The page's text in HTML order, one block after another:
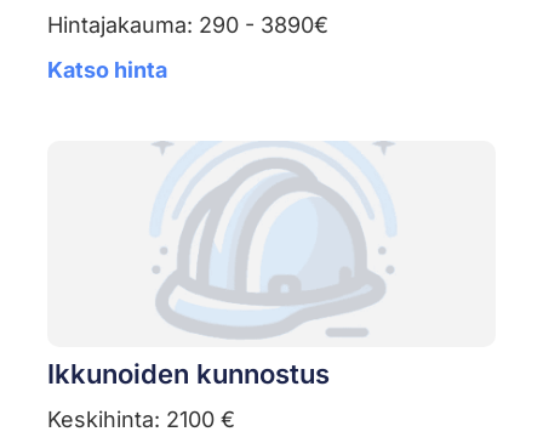
Hintajakauma: 290 - 3890€
Katso hinta
Ikkunoiden kunnostus
Keskihinta: 2100 €